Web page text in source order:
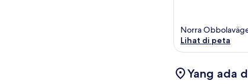
Norra
Lihat di peta
Yang ada